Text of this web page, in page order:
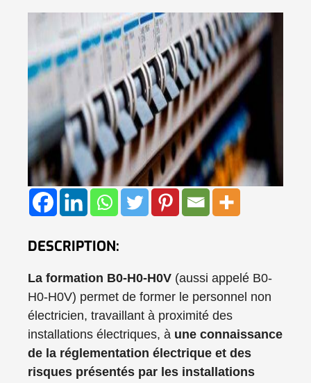
DESCRIPTION:
La formation B0-H0-H0V (aussi appelé B0-
H0-H0V) permet de former le personnel non
électricien, travaillant à proximité des
installations électriques, à une connaissance
de la réglementation électrique et des
risques présentés par les installations